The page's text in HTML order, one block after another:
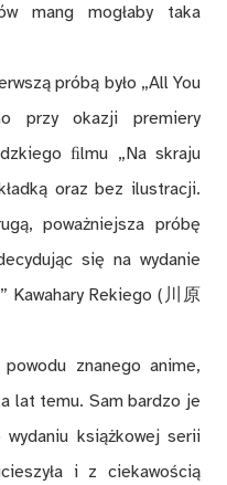
mang mogłaby taka
próbą było „All You
przy okazji premiery
ﬁlmu „Na skraju
oraz bez ilustracji.
poważniejsza próbę
się na wydanie
Kawahary Rekiego (川原
znanego anime,
lat temu. Sam bardzo je
książkowej serii
i z ciekawością